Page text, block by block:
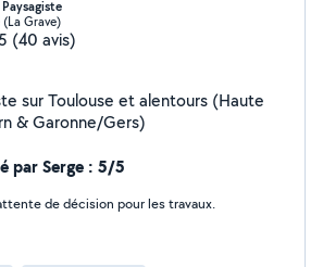
Grave)
(40 avis)
sur Toulouse et alentours (Haute
& Garonne/Gers)
par Serge : 5/5
de décision pour les travaux.